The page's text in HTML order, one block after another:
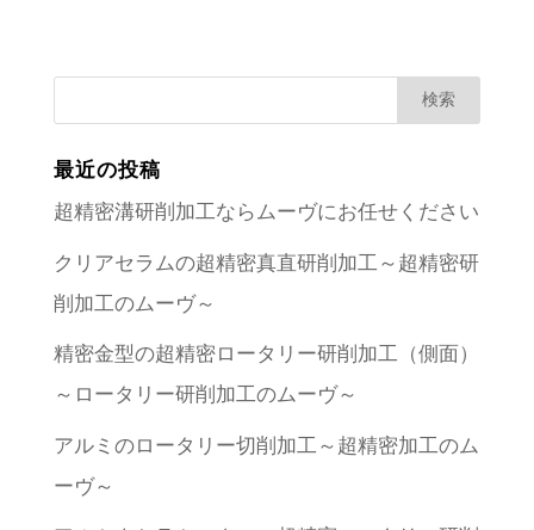
最近の投稿
超精密溝研削加工ならムーヴにお任せください
クリアセラムの超精密真直研削加工～超精密研
削加工のムーヴ～
精密金型の超精密ロータリー研削加工（側面）
～ロータリー研削加工のムーヴ～
アルミのロータリー切削加工～超精密加工のム
ーヴ～